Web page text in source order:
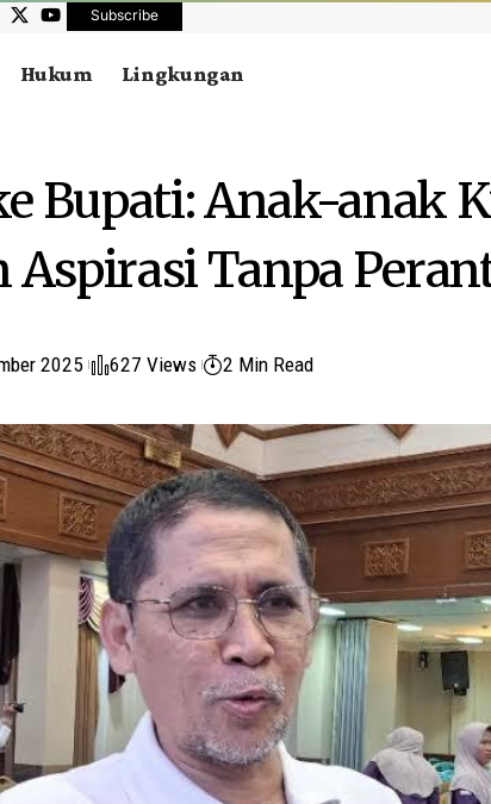
Subscribe
Hukum Lingkungan
Bupati: Anak-anak
Aspirasi Tanpa
2025 627 Views 2 Min Read